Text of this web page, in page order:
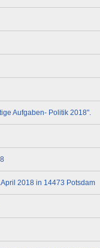
Aufgaben- Politik 2018".
2018 in 14473 Potsdam